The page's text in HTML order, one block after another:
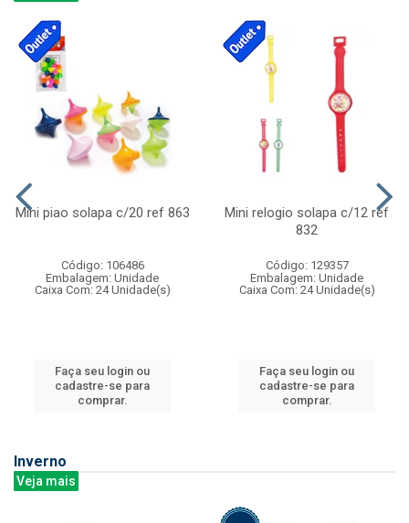
Mini piao solapa c/20 ref 863
Código: 106486
Embalagem: Unidade
Caixa Com: 24 Unidade(s)
Faça seu login ou
cadastre-se para
comprar.
Mini relogio solapa c/12 ref
832
Código: 129357
Embalagem: Unidade
Caixa Com: 24 Unidade(s)
Faça seu login ou
cadastre-se para
comprar.
Inverno
Veja mais